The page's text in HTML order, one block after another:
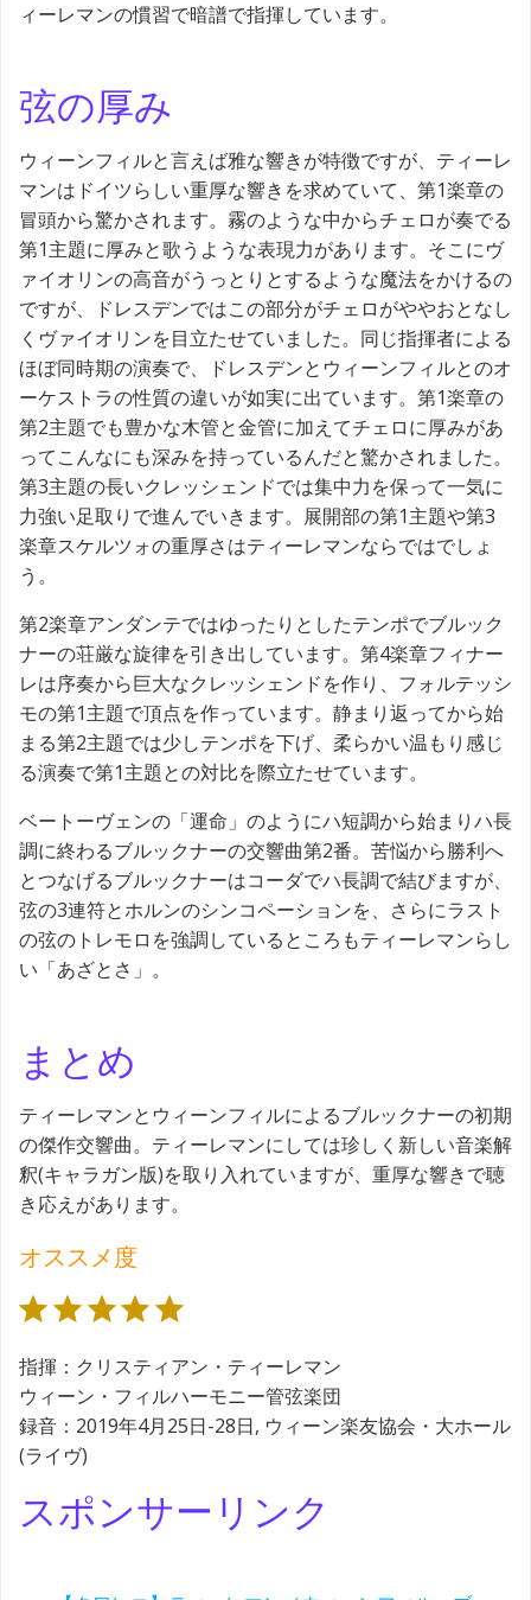
ィーレマンの慣習で暗譜で指揮しています。
弦の厚み
ウィーンフィルと言えば雅な響きが特徴ですが、ティーレ
マンはドイツらしい重厚な響きを求めていて、第1楽章の
冒頭から驚かされます。霧のような中からチェロが奏でる
第1主題に厚みと歌うような表現力があります。そこにヴ
ァイオリンの高音がうっとりとするような魔法をかけるの
ですが、ドレスデンではこの部分がチェロがややおとなし
くヴァイオリンを目立たせていました。同じ指揮者による
ほぼ同時期の演奏で、ドレスデンとウィーンフィルとのオ
ーケストラの性質の違いが如実に出ています。第1楽章の
第2主題でも豊かな木管と金管に加えてチェロに厚みがあ
ってこんなにも深みを持っているんだと驚かされました。
第3主題の長いクレッシェンドでは集中力を保って一気に
力強い足取りで進んでいきます。展開部の第1主題や第3
楽章スケルツォの重厚さはティーレマンならではでしょ
う。
第2楽章アンダンテではゆったりとしたテンポでブルック
ナーの荘厳な旋律を引き出しています。第4楽章フィナー
レは序奏から巨大なクレッシェンドを作り、フォルテッシ
モの第1主題で頂点を作っています。静まり返ってから始
まる第2主題では少しテンポを下げ、柔らかい温もり感じ
る演奏で第1主題との対比を際立たせています。
ベートーヴェンの「運命」のようにハ短調から始まりハ長
調に終わるブルックナーの交響曲第2番。苦悩から勝利へ
とつなげるブルックナーはコーダでハ長調で結びますが、
弦の3連符とホルンのシンコペーションを、さらにラスト
の弦のトレモロを強調しているところもティーレマンらし
い「あざとさ」。
まとめ
ティーレマンとウィーンフィルによるブルックナーの初期
の傑作交響曲。ティーレマンにしては珍しく新しい音楽解
釈(キャラガン版)を取り入れていますが、重厚な響きで聴
き応えがあります。
オススメ度
指揮：クリスティアン・ティーレマン
ウィーン・フィルハーモニー管弦楽団
録音：2019年4月25日-28日, ウィーン楽友協会・大ホール
(ライヴ)
スポンサーリンク